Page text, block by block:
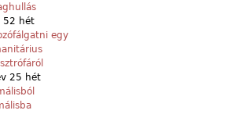
52 hét
egy
25 hét